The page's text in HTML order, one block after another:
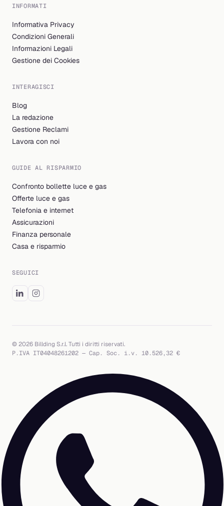
INFORMATI
Informativa Privacy
Condizioni Generali
Informazioni Legali
Gestione dei Cookies
INTERAGISCI
Blog
La redazione
Gestione Reclami
Lavora con noi
GUIDE AL RISPARMIO
Confronto bollette luce e gas
Offerte luce e gas
Telefonia e internet
Assicurazioni
Finanza personale
Casa e risparmio
SEGUICI
© 2026 Billding S.r.l. Tutti i diritti riservati.
P.IVA IT04048261202 — Cap. Soc. i.v. 10.526,32 €